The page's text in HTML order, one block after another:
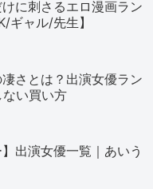
けに刺さるエロ漫画ラン
ギャル/先生】
さとは？出演女優ラン
い買い方
】出演女優一覧｜あいう